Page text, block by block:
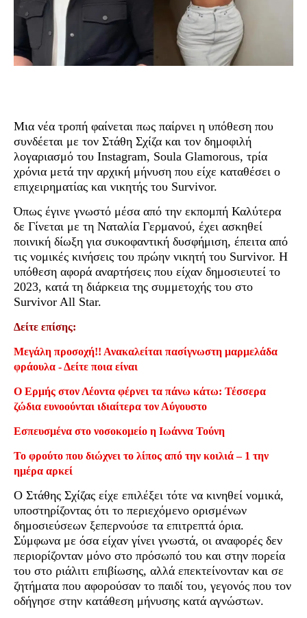
Μια νέα τροπή φαίνεται πως παίρνει η υπόθεση που
συνδέεται με τον Στάθη Σχίζα και τον δημοφιλή
λογαριασμό του Instagram, Soula Glamorous, τρία
χρόνια μετά την αρχική μήνυση που είχε καταθέσει ο
επιχειρηματίας και νικητής του Survivor.
Όπως έγινε γνωστό μέσα από την εκπομπή Καλύτερα
δε Γίνεται με τη Ναταλία Γερμανού, έχει ασκηθεί
ποινική δίωξη για συκοφαντική δυσφήμιση, έπειτα από
τις νομικές κινήσεις του πρώην νικητή του Survivor. Η
υπόθεση αφορά αναρτήσεις που είχαν δημοσιευτεί το
2023, κατά τη διάρκεια της συμμετοχής του στο
Survivor All Star.
Δείτε επίσης:
Μεγάλη προσοχή!! Ανακαλείται πασίγνωστη μαρμελάδα
φράουλα - Δείτε ποια είναι
Ο Ερμής στον Λέοντα φέρνει τα πάνω κάτω: Τέσσερα
ζώδια ευνοούνται ιδιαίτερα τον Αύγουστο
Εσπευσμένα στο νοσοκομείο η Ιωάννα Τούνη
Το φρούτο που διώχνει το λίπος από την κοιλιά – 1 την
ημέρα αρκεί
Ο Στάθης Σχίζας είχε επιλέξει τότε να κινηθεί νομικά,
υποστηρίζοντας ότι το περιεχόμενο ορισμένων
δημοσιεύσεων ξεπερνούσε τα επιτρεπτά όρια.
Σύμφωνα με όσα είχαν γίνει γνωστά, οι αναφορές δεν
περιορίζονταν μόνο στο πρόσωπό του και στην πορεία
του στο ριάλιτι επιβίωσης, αλλά επεκτείνονταν και σε
ζητήματα που αφορούσαν το παιδί του, γεγονός που τον
οδήγησε στην κατάθεση μήνυσης κατά αγνώστων.